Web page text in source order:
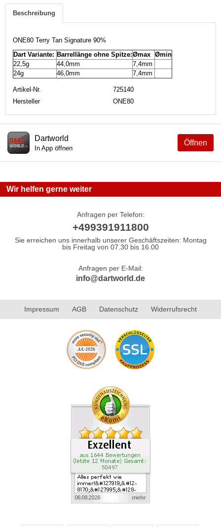
Beschreibung
ONE80 Terry Tan Signature 90%
Dart Variante: Barrellänge ohne Spitze:Ømax Ømin
22,5g
44,0mm
7,4mm
24g
46,0mm 7,4mm
Artikel-Nr.
725140
Hersteller
ONE80
Öffnen
Dartworld
In App öffnen
Wir helfen gerne weiter
Anfragen per Telefon:
+499391911800
Sie erreichen uns innerhalb unserer Geschäftszeiten: Montag
bis Freitag von 07.30 bis 16.00
Anfragen per E-Mail:
info@dartworld.de
Impressum AGB Datenschutz Widerrufsrecht